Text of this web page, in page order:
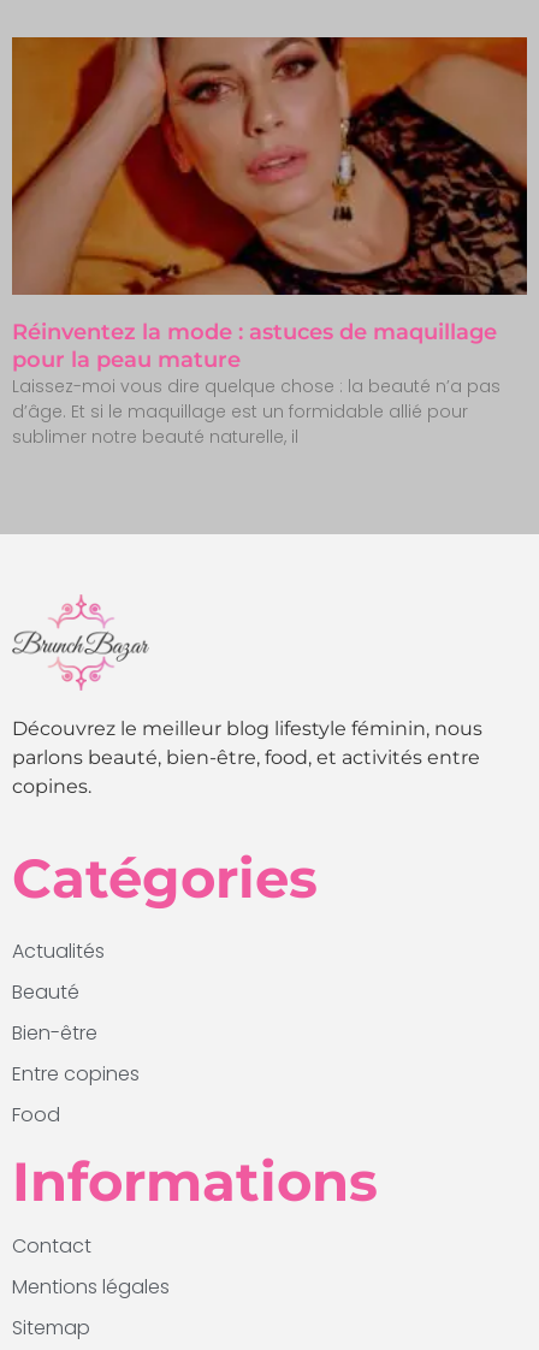
Réinventez la mode : astuces de maquillage
pour la peau mature
Laissez-moi vous dire quelque chose : la beauté n’a pas
d’âge. Et si le maquillage est un formidable allié pour
sublimer notre beauté naturelle, il
Découvrez le meilleur blog lifestyle féminin, nous
parlons beauté, bien-être, food, et activités entre
copines.
Catégories
Actualités
Beauté
Bien-être
Entre copines
Food
Informations
Contact
Mentions légales
Sitemap